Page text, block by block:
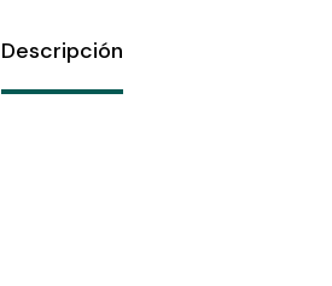
Descripción